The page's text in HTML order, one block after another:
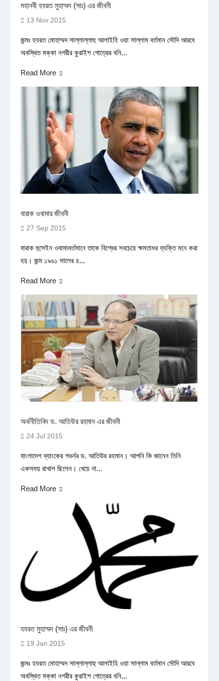
মহানবী হযরত মুহাম্মদ (সাঃ) এর জীবনী
13 Nov 2015
জন্মঃ হযরত মোহাম্মদ সাল্লাল্লাহু আলাইহি ওয়া সাল্লাম বর্তমান সৌদি আরবে
অবস্থিত মক্কা নগরীর কুরাইশ গোত্রের বনি...
Read More
বারাক ওবামার জীবনী
27 Sep 2015
বারাক হুসেইন ওবামা৷বর্তমানে তাকে বিশ্বের সবচেয়ে ক্ষমতাধর ব্যক্তি মনে করা
হয়। জন্ম ১৯৬১ সালের ৪...
Read More
অর্থনীতিবিদ ড. আতিউর রহমান এর জীবনী
24 Jul 2015
বাংলাদেশ ব্যাংকের গভর্নর ড. আতিউর রহমান। আপনি কি জানেন তিনি
একসময় রাখাল ছিলেন। খেয়ে না...
Read More
হযরত মুহাম্মদ (সাঃ) এর জীবনী
19 Jan 2015
জন্মঃ হযরত মোহাম্মদ সাল্লাল্লাহু আলাইহি ওয়া সাল্লাম বর্তমান সৌদি আরবে
অবস্থিত মক্কা নগরীর কুরাইশ গোত্রের বনি...